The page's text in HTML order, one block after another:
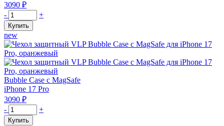
3090 ₽
Количество
товара
Чехол
защитный
VLP
Bubble
Case
с
MagSafe
для
iPhone
17
ProMax,
- +
Купить
new
Bubble Case с MagSafe
iPhone 17 Pro
3090 ₽
Количество
товара
- +
Купить